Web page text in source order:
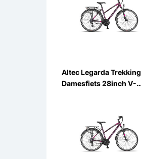
Altec Legarda Trekking
Damesfiets 28inch V-